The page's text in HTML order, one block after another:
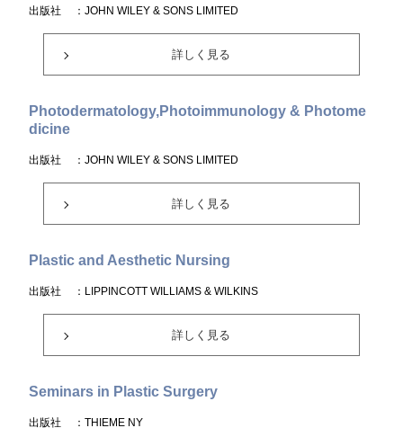
出版社 ：JOHN WILEY & SONS LIMITED
詳しく見る
Photodermatology,Photoimmunology & Photome
dicine
出版社 ：JOHN WILEY & SONS LIMITED
詳しく見る
Plastic and Aesthetic Nursing
出版社 ：LIPPINCOTT WILLIAMS & WILKINS
詳しく見る
Seminars in Plastic Surgery
出版社 ：THIEME NY